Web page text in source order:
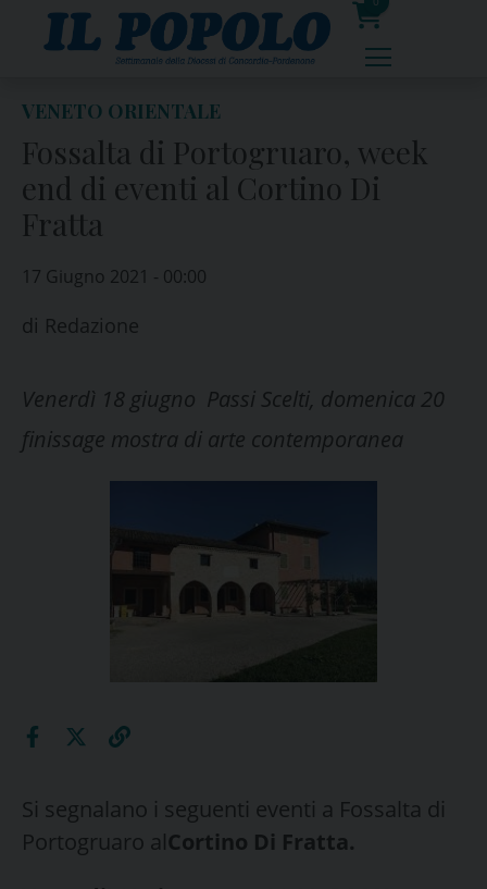
0
prodotti
VENETO ORIENTALE
Fossalta di Portogruaro, week
end di eventi al Cortino Di
Fratta
17 Giugno 2021 - 00:00
di Redazione
Venerdì 18 giugno Passi Scelti, domenica 20
finissage mostra di arte contemporanea
Si segnalano i seguenti eventi a Fossalta di
Portogruaro alCortino Di Fratta.